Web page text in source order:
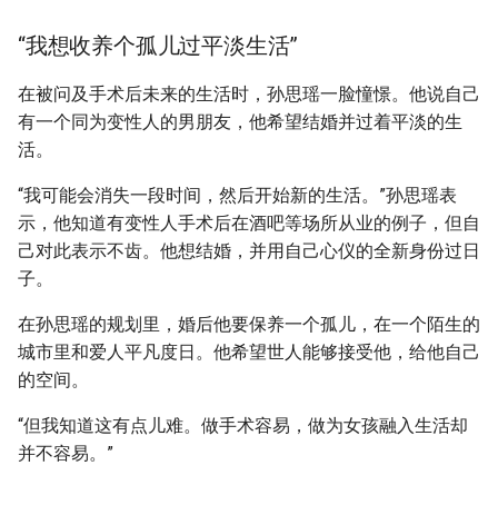
“我想收养个孤儿过平淡生活”
在被问及手术后未来的生活时，孙思瑶一脸憧憬。他说自己
有一个同为变性人的男朋友，他希望结婚并过着平淡的生
活。
“我可能会消失一段时间，然后开始新的生活。”孙思瑶表
示，他知道有变性人手术后在酒吧等场所从业的例子，但自
己对此表示不齿。他想结婚，并用自己心仪的全新身份过日
子。
在孙思瑶的规划里，婚后他要保养一个孤儿，在一个陌生的
城市里和爱人平凡度日。他希望世人能够接受他，给他自己
的空间。
“但我知道这有点儿难。做手术容易，做为女孩融入生活却
并不容易。”